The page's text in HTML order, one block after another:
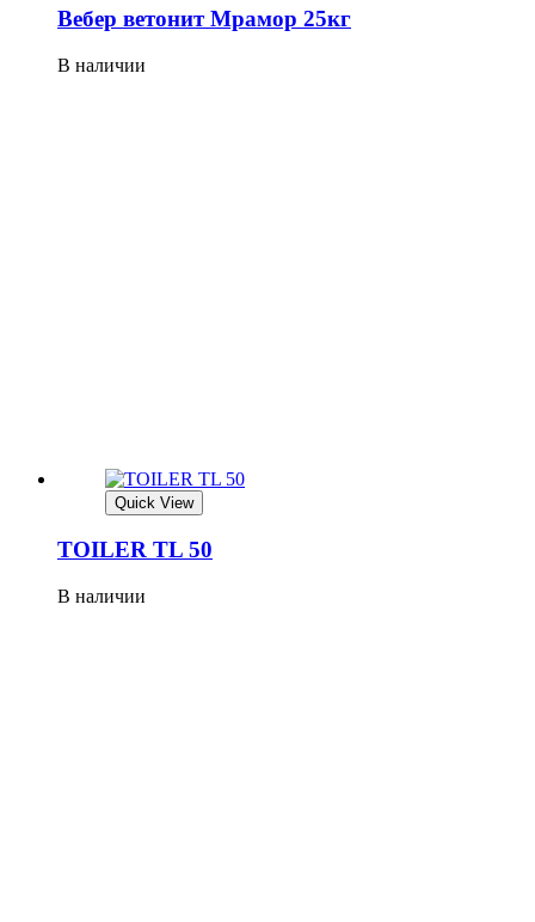
Вебер ветонит Мрамор 25кг
В наличии
Quick View
TOILER TL 50
В наличии